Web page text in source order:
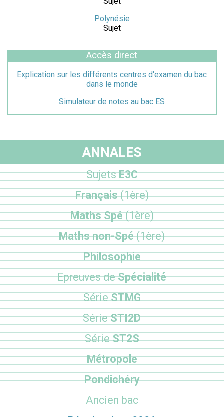
Polynésie
Sujet
Accès direct
Explication sur les différents centres d'examen du bac
dans le monde
Simulateur de notes au bac ES
ANNALES
SujetsE3C
Français(1ère)
Maths Spé(1ère)
Maths non-Spé(1ère)
Philosophie
Epreuves deSpécialité
SérieSTMG
SérieSTI2D
SérieST2S
Métropole
Pondichéry
Ancien bac